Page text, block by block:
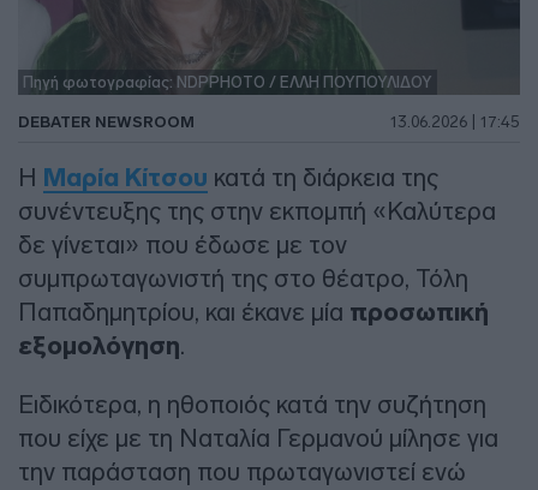
Πηγή φωτογραφίας: NDPPHOTO / ΕΛΛΗ ΠΟΥΠΟΥΛΙΔΟΥ
DEBATER NEWSROOM 13.06.2026 | 17:45
Η Μαρία Κίτσου κατά τη διάρκεια της
συνέντευξης της στην εκπομπή «Καλύτερα
δε γίνεται» που έδωσε με τον
συμπρωταγωνιστή της στο θέατρο, Τόλη
Παπαδημητρίου, και έκανε μία προσωπική
εξομολόγηση.
Ειδικότερα, η ηθοποιός κατά την συζήτηση
που είχε με τη Ναταλία Γερμανού μίλησε για
την παράσταση που πρωταγωνιστεί ενώ